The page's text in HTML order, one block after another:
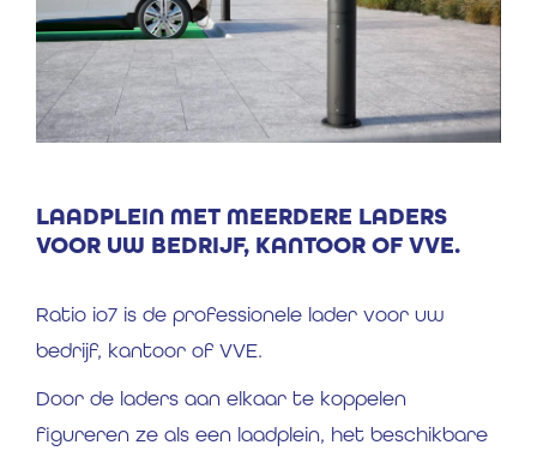
LAADPLEIN MET MEERDERE LADERS
VOOR UW BEDRIJF, KANTOOR OF VVE.
Ratio io7 is de professionele lader voor uw
bedrijf, kantoor of VVE.
Door de laders aan elkaar te koppelen
figureren ze als een laadplein, het beschikbare